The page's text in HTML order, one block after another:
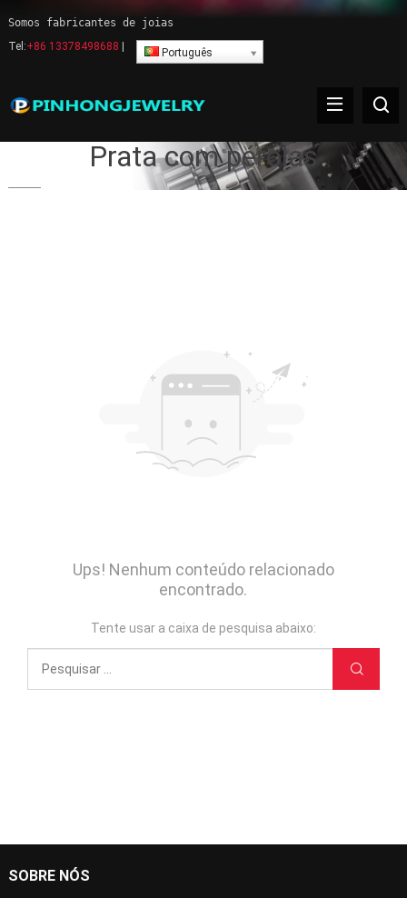
Somos fabricantes de joias
Tel:+86 13378498688 Português
Prata com pérolas
Ups! Nenhum conteúdo relacionado
encontrado.
Tente usar a caixa de pesquisa abaixo:
SOBRE NÓS